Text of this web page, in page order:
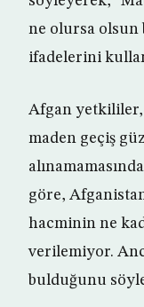
ne olursa olsun
ifadelerini
Afgan
maden geçiş
göre,
hacminin ne
verilemiyor.
bulduğunu